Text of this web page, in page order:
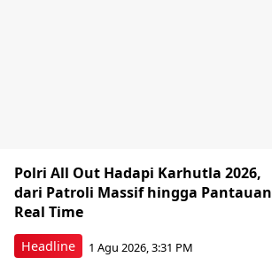
Headline
Polri All Out Hadapi Karhutla 2026,
dari Patroli Massif hingga Pantauan
Real Time
1 Agu 2026, 3:31 PM